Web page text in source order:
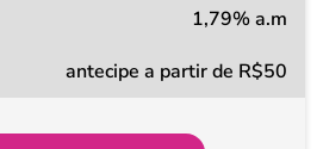
1,79% a.m
antecipe a partir de R$50